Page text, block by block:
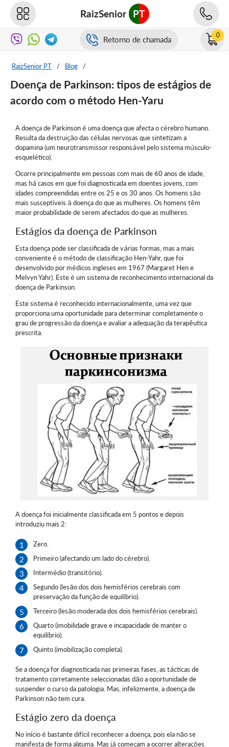
RaizSenior PT
Retorno de chamada 0
RaizSenior PT / Blog /
Doença de Parkinson: tipos de estágios de
acordo com o método Hen-Yaru
A doença de Parkinson é uma doença que afecta o cérebro humano.
Resulta da destruição das células nervosas que sintetizam a
dopamina (um neurotransmissor responsável pelo sistema músculo-
esquelético).
Ocorre principalmente em pessoas com mais de 60 anos de idade,
mas há casos em que foi diagnosticada em doentes jovens, com
idades compreendidas entre os 25 e os 30 anos. Os homens são
mais susceptíveis à doença do que as mulheres. Os homens têm
maior probabilidade de serem afectados do que as mulheres.
Estágios da doença de Parkinson
Esta doença pode ser classificada de várias formas, mas a mais
conveniente é o método de classificação Hen-Yahr, que foi
desenvolvido por médicos ingleses em 1967 (Margaret Hen e
Melvyn Yahr). Este é um sistema de reconhecimento internacional da
doença de Parkinson.
Este sistema é reconhecido internacionalmente, uma vez que
proporciona uma oportunidade para determinar completamente o
grau de progressão da doença e avaliar a adequação da terapêutica
prescrita.
A doença foi inicialmente classificada em 5 pontos e depois
introduziu mais 2:
Zero.
Primeiro (afectando um lado do cérebro).
Intermédio (transitório).
Segundo (lesão dos dois hemisférios cerebrais com
preservação da função de equilíbrio).
Terceiro (lesão moderada dos dois hemisférios cerebrais).
Quarto (imobilidade grave e incapacidade de manter o
equilíbrio).
Quinto (imobilização completa).
Se a doença for diagnosticada nas primeiras fases, as tácticas de
tratamento corretamente seleccionadas dão a oportunidade de
suspender o curso da patologia. Mas, infelizmente, a doença de
Parkinson não tem cura.
Estágio zero da doença
No início é bastante difícil reconhecer a doença, pois ela não se
manifesta de forma alguma. Mas já começam a ocorrer alterações